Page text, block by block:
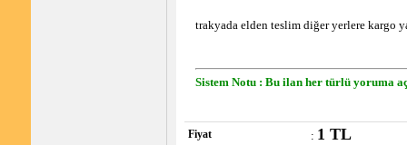
trakyada elden teslim diğer yerlere kargo
Sistem Notu : Bu ilan her türlü yoruma
Fiyat : 1 TL